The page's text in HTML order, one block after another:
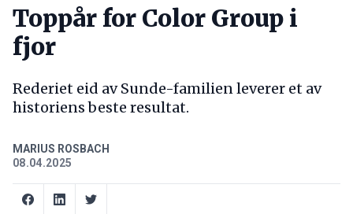
Toppår for Color Group i
fjor
Rederiet eid av Sunde-familien leverer et av
historiens beste resultat.
MARIUS ROSBACH
08.04.2025